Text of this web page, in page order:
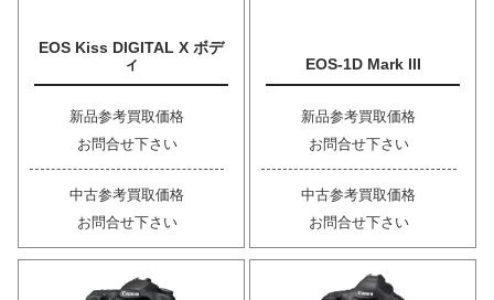
EOS Kiss DIGITAL X ボデ
ィ
新品参考買取価格
お問合せ下さい
中古参考買取価格
お問合せ下さい
EOS-1D Mark III
新品参考買取価格
お問合せ下さい
中古参考買取価格
お問合せ下さい